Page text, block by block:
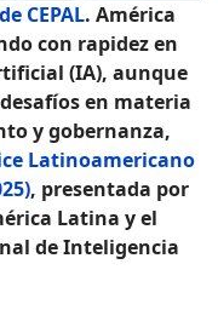
CEPAL. América
con rapidez en
(IA), aunque
en materia
y gobernanza,
Latinoamericano
, presentada por
Latina y el
de Inteligencia